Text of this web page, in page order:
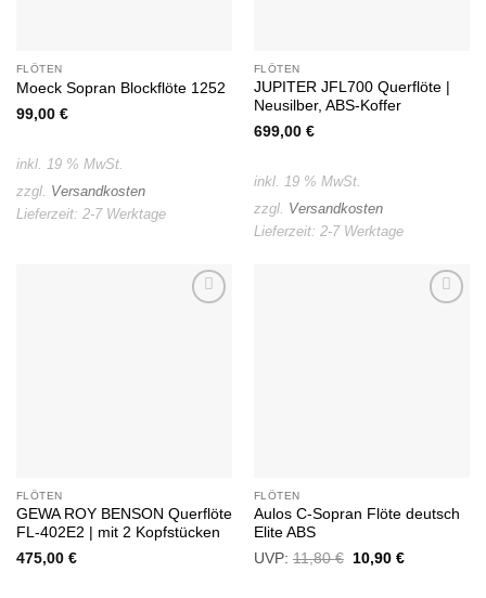
FLÖTEN
Moeck Sopran Blockflöte 1252
99,00 €
inkl. 19 % MwSt.
zzgl. Versandkosten
Lieferzeit: 2-7 Werktage
FLÖTEN
JUPITER JFL700 Querflöte |
Neusilber, ABS-Koffer
699,00 €
inkl. 19 % MwSt.
zzgl. Versandkosten
Lieferzeit: 2-7 Werktage
FLÖTEN
GEWA ROY BENSON Querflöte
FL-402E2 | mit 2 Kopfstücken
475,00 €
FLÖTEN
Aulos C-Sopran Flöte deutsch
Elite ABS
UVP: 11,80€ Ursprünglicher
10,90 €Aktueller